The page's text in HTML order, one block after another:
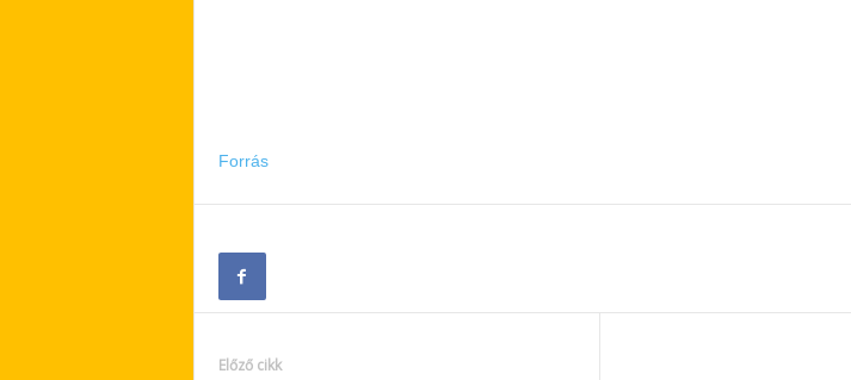
Forrás
Előző cikk